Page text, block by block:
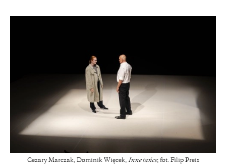
Cezary Marczak, Dominik Więcek, Inne tańce; fot. Filip Preis